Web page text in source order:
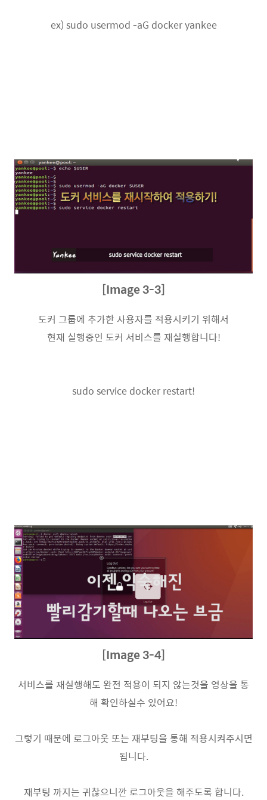
ex) sudo usermod -aG docker yankee
[Image 3-3]
도커 그룹에 추가한 사용자를 적용시키기 위해서
현재 실행중인 도커 서비스를 재실행합니다!
sudo service docker restart!
[Image 3-4]
서비스를 재실행해도 완전 적용이 되지 않는것을 영상을 통
해 확인하실수 있어요!
그렇기 때문에 로그아웃 또는 재부팅을 통해 적용시켜주시면
됩니다.
재부팅 까지는 귀찮으니깐 로그아웃을 해주도록 합니다.